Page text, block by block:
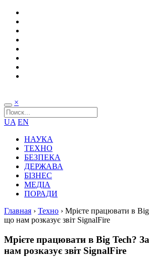
×
UA EN
НАУКА
ТЕХНО
БЕЗПЕКА
ДЕРЖАВА
БІЗНЕС
МЕДІА
ПОРАДИ
Главная › Техно › Мрієте працювати в
що нам розказує звіт SignalFire
Мрієте працювати в Big Tech?
нам розказує звіт SignalFire